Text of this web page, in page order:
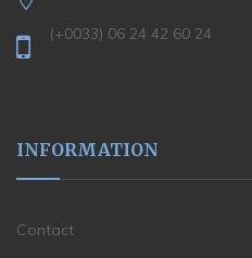
(+0033) 06 24 42 60 24
INFORMATION
Contact